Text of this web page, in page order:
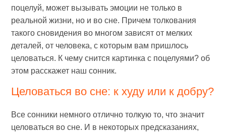
поцелуй, может вызывать эмоции не только в
реальной жизни, но и во сне. Причем толкования
такого сновидения во многом зависят от мелких
деталей, от человека, с которым вам пришлось
целоваться. К чему снится картинка с поцелуями? об
этом расскажет наш сонник.
Целоваться во сне: к худу или к добру?
Все сонники немного отлично толкую то, что значит
целоваться во сне. И в некоторых предсказаниях,